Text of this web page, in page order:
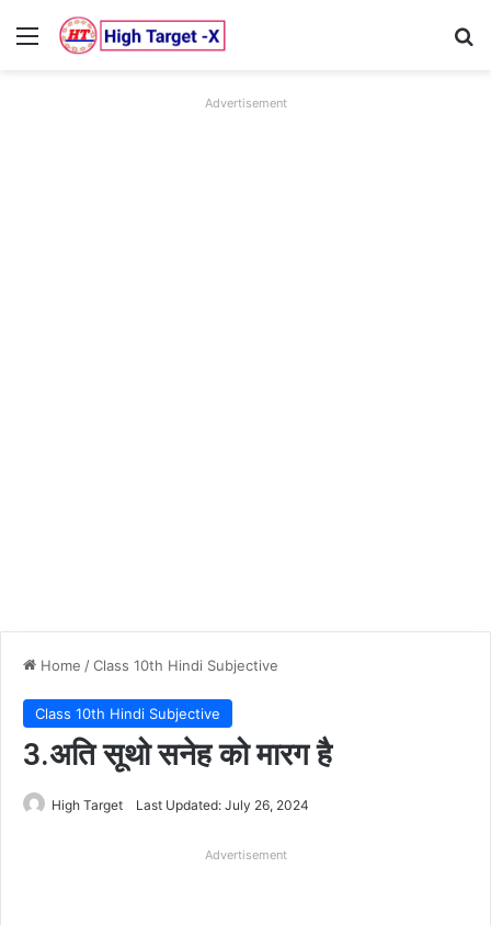
Menu
Advertisement
Home /Class 10th Hindi Subjective
Class 10th Hindi Subjective
3.अति सूथो सनेह को मारग है
High Target Last Updated: July 26, 2024
Advertisement